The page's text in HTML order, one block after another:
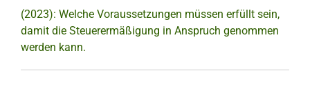
(2023): Welche Voraussetzungen müssen erfüllt sein,
damit die Steuerermäßigung in Anspruch genommen
werden kann.